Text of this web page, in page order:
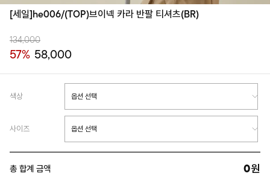
[세일]he006/(TOP)브이넥 카라 반팔 티셔츠(BR)
134,000
57% 58,000
색상
사이즈
총 합계 금액 0원